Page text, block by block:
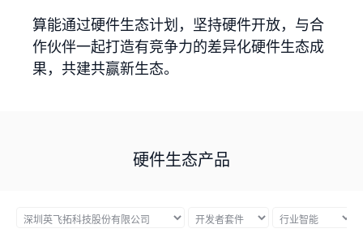
算能通过硬件生态计划，坚持硬件开放，与合
作伙伴一起打造有竞争力的差异化硬件生态成
果，共建共赢新生态。
硬件生态产品